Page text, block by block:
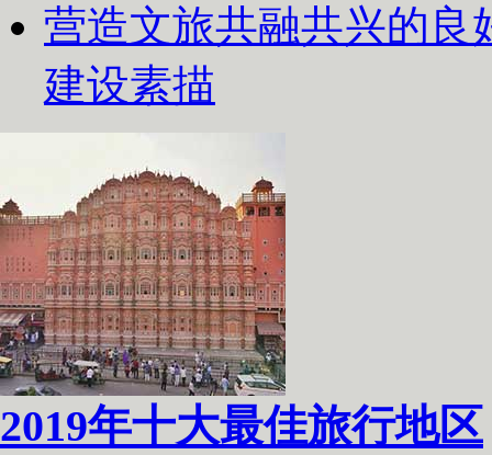
营造文旅共融共兴的良
建设素描
2019年十大最佳旅行地区